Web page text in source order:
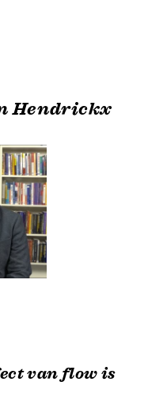
Hendrickx
van flow is